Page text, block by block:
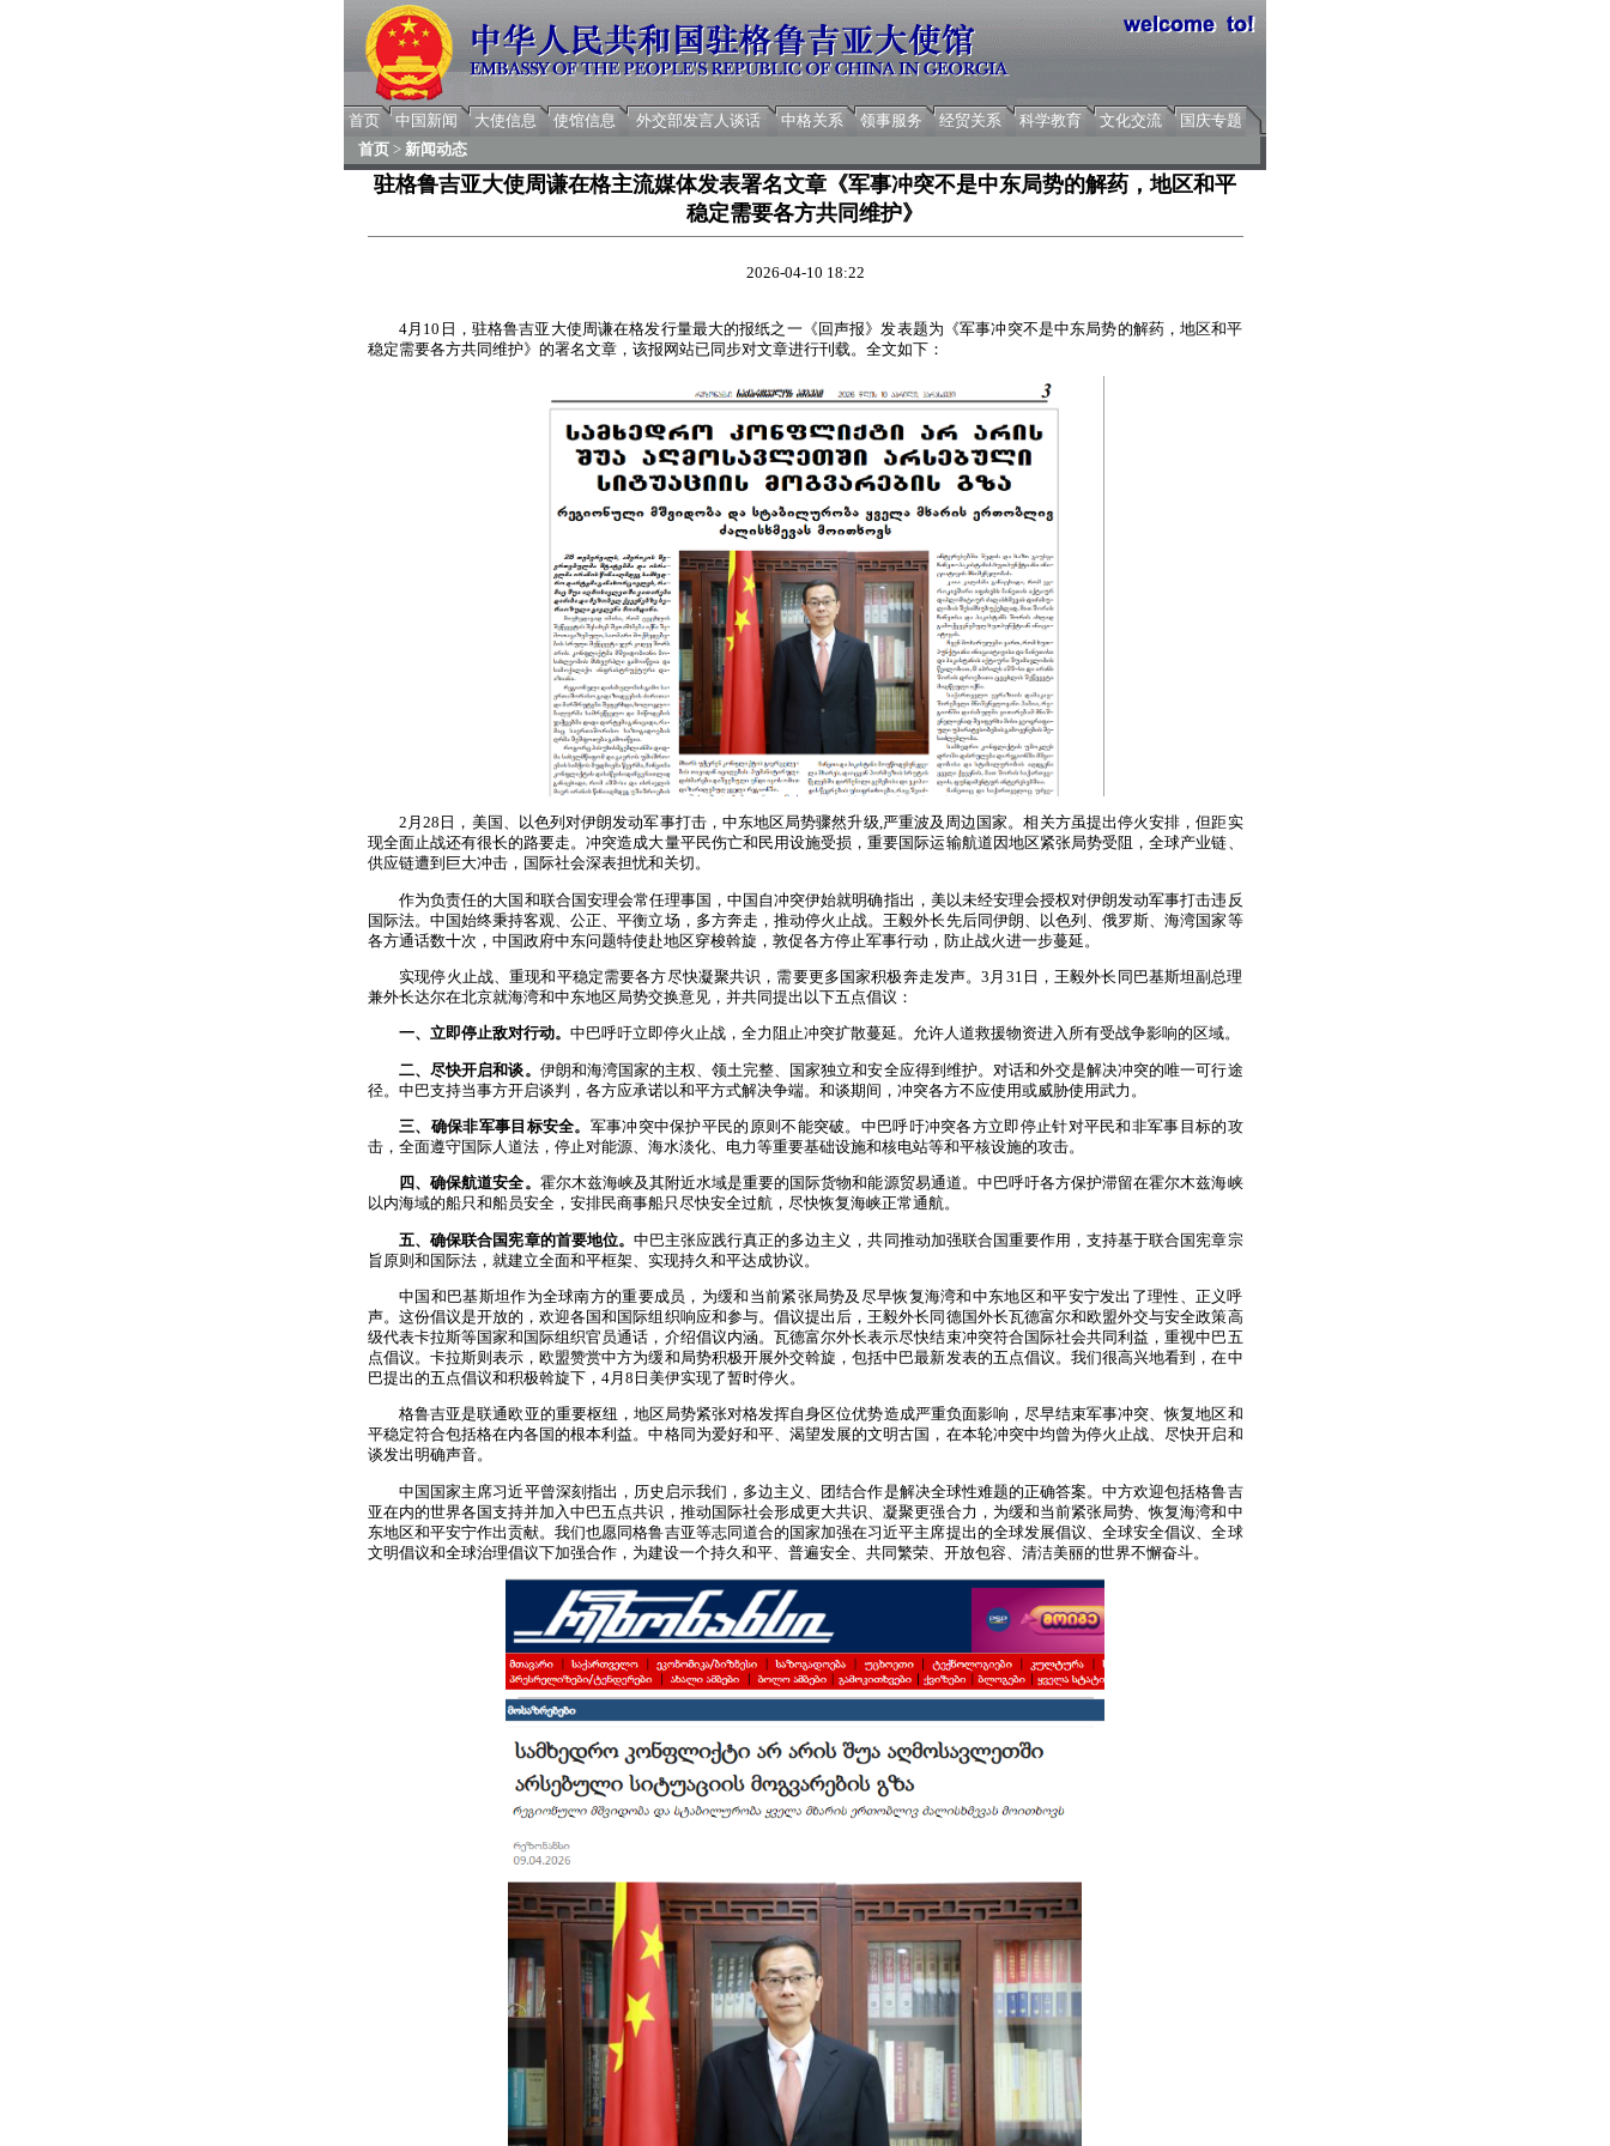
首页 中国新闻 大使信息 使馆信息 外交部发言人谈话 中格关系 领事服务 经贸关系 科学教育 文化交流
国庆专题
首页 > 新闻动态
驻格鲁吉亚大使周谦在格主流媒体发表署名文章《军事冲突不是中东局势的解药，地区和平
稳定需要各方共同维护》
2026-04-10 18:22
4月10日，驻格鲁吉亚大使周谦在格发行量最大的报纸之一《回声报》发表题为《军事冲突不是中东局势的解药，地区和平
稳定需要各方共同维护》的署名文章，该报网站已同步对文章进行刊载。全文如下：
2月28日，美国、以色列对伊朗发动军事打击，中东地区局势骤然升级,严重波及周边国家。相关方虽提出停火安排，但距实
现全面止战还有很长的路要走。冲突造成大量平民伤亡和民用设施受损，重要国际运输航道因地区紧张局势受阻，全球产业链、
供应链遭到巨大冲击，国际社会深表担忧和关切。
作为负责任的大国和联合国安理会常任理事国，中国自冲突伊始就明确指出，美以未经安理会授权对伊朗发动军事打击违反
国际法。中国始终秉持客观、公正、平衡立场，多方奔走，推动停火止战。王毅外长先后同伊朗、以色列、俄罗斯、海湾国家等
各方通话数十次，中国政府中东问题特使赴地区穿梭斡旋，敦促各方停止军事行动，防止战火进一步蔓延。
实现停火止战、重现和平稳定需要各方尽快凝聚共识，需要更多国家积极奔走发声。3月31日，王毅外长同巴基斯坦副总理
兼外长达尔在北京就海湾和中东地区局势交换意见，并共同提出以下五点倡议：
一、立即停止敌对行动。中巴呼吁立即停火止战，全力阻止冲突扩散蔓延。允许人道救援物资进入所有受战争影响的区域。
二、尽快开启和谈。 伊朗和海湾国家的主权、领土完整、国家独立和安全应得到维护。对话和外交是解决冲突的唯一可行途
径。中巴支持当事方开启谈判，各方应承诺以和平方式解决争端。和谈期间，冲突各方不应使用或威胁使用武力。
三、确保非军事目标安全。 军事冲突中保护平民的原则不能突破。中巴呼吁冲突各方立即停止针对平民和非军事目标的攻
击，全面遵守国际人道法，停止对能源、海水淡化、电力等重要基础设施和核电站等和平核设施的攻击。
四、确保航道安全。 霍尔木兹海峡及其附近水域是重要的国际货物和能源贸易通道。中巴呼吁各方保护滞留在霍尔木兹海峡
以内海域的船只和船员安全，安排民商事船只尽快安全过航，尽快恢复海峡正常通航。
五、确保联合国宪章的首要地位。 中巴主张应践行真正的多边主义，共同推动加强联合国重要作用，支持基于联合国宪章宗
旨原则和国际法，就建立全面和平框架、实现持久和平达成协议。
中国和巴基斯坦作为全球南方的重要成员，为缓和当前紧张局势及尽早恢复海湾和中东地区和平安宁发出了理性、正义呼
声。这份倡议是开放的，欢迎各国和国际组织响应和参与。倡议提出后，王毅外长同德国外长瓦德富尔和欧盟外交与安全政策高
级代表卡拉斯等国家和国际组织官员通话，介绍倡议内涵。瓦德富尔外长表示尽快结束冲突符合国际社会共同利益，重视中巴五
点倡议。卡拉斯则表示，欧盟赞赏中方为缓和局势积极开展外交斡旋，包括中巴最新发表的五点倡议。我们很高兴地看到，在中
巴提出的五点倡议和积极斡旋下，4月8日美伊实现了暂时停火。
格鲁吉亚是联通欧亚的重要枢纽，地区局势紧张对格发挥自身区位优势造成严重负面影响，尽早结束军事冲突、恢复地区和
平稳定符合包括格在内各国的根本利益。中格同为爱好和平、渴望发展的文明古国，在本轮冲突中均曾为停火止战、尽快开启和
谈发出明确声音。
中国国家主席习近平曾深刻指出，历史启示我们，多边主义、团结合作是解决全球性难题的正确答案。中方欢迎包括格鲁吉
亚在内的世界各国支持并加入中巴五点共识，推动国际社会形成更大共识、凝聚更强合力，为缓和当前紧张局势、恢复海湾和中
东地区和平安宁作出贡献。我们也愿同格鲁吉亚等志同道合的国家加强在习近平主席提出的全球发展倡议、全球安全倡议、全球
文明倡议和全球治理倡议下加强合作，为建设一个持久和平、普遍安全、共同繁荣、开放包容、清洁美丽的世界不懈奋斗。